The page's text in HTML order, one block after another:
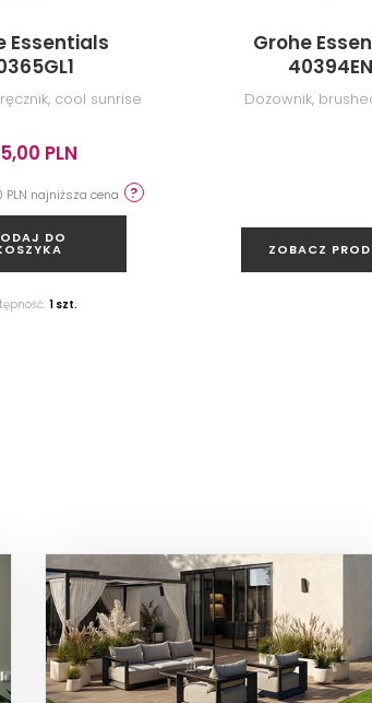
Essentials
cool sunrise
PLN
PLN najniższa cena
DO
1 szt.
Grohe
Dozownik,
ZOBACZ